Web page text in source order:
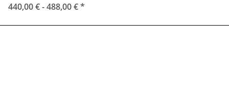
440,00 € -488,00 €*